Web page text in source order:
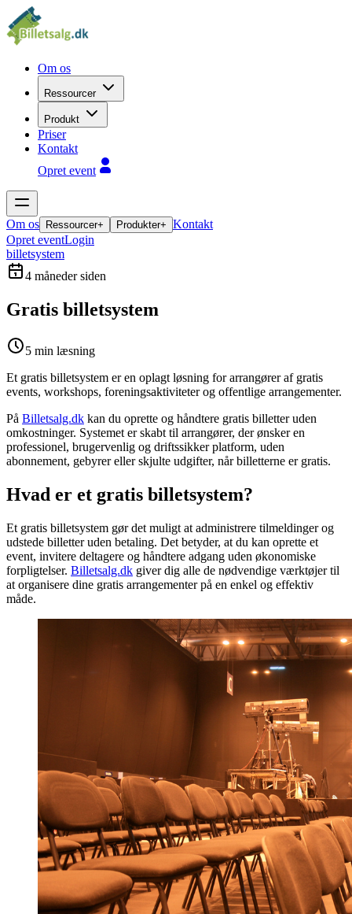
Om os
Ressourcer
Produkt
Priser
Kontakt
Opret event
Om os Ressourcer+ Produkter+ Kontakt
Opret eventLogin
billetsystem
4 måneder siden
Gratis billetsystem
5 min læsning
Et gratis billetsystem er en oplagt løsning for arrangører af gratis
events, workshops, foreningsaktiviteter og offentlige arrangementer.
På Billetsalg.dk kan du oprette og håndtere gratis billetter uden
omkostninger. Systemet er skabt til arrangører, der ønsker en
professionel, brugervenlig og driftssikker platform, uden
abonnement, gebyrer eller skjulte udgifter, når billetterne er gratis.
Hvad er et gratis billetsystem?
Et gratis billetsystem gør det muligt at administrere tilmeldinger og
udstede billetter uden betaling. Det betyder, at du kan oprette et
event, invitere deltagere og håndtere adgang uden økonomiske
forpligtelser. Billetsalg.dk giver dig alle de nødvendige værktøjer til
at organisere dine gratis arrangementer på en enkel og effektiv
måde.